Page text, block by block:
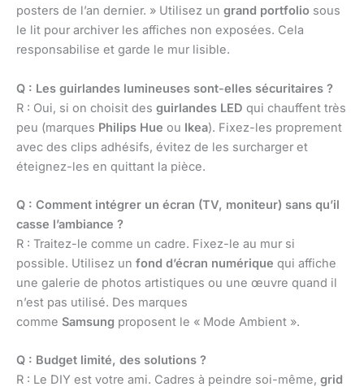
posters de l’an dernier. » Utilisez un grand portfolio sous
le lit pour archiver les affiches non exposées. Cela
responsabilise et garde le mur lisible.
Q : Les guirlandes lumineuses sont-elles sécuritaires ?
R : Oui, si on choisit des guirlandes LED qui chauffent très
peu (marques Philips Hue ou Ikea). Fixez-les proprement
avec des clips adhésifs, évitez de les surcharger et
éteignez-les en quittant la pièce.
Q : Comment intégrer un écran (TV, moniteur) sans qu’il
casse l’ambiance ?
R : Traitez-le comme un cadre. Fixez-le au mur si
possible. Utilisez un fond d’écran numérique qui affiche
une galerie de photos artistiques ou une œuvre quand il
n’est pas utilisé. Des marques
comme Samsung proposent le « Mode Ambient ».
Q : Budget limité, des solutions ?
R : Le DIY est votre ami. Cadres à peindre soi-même, grid